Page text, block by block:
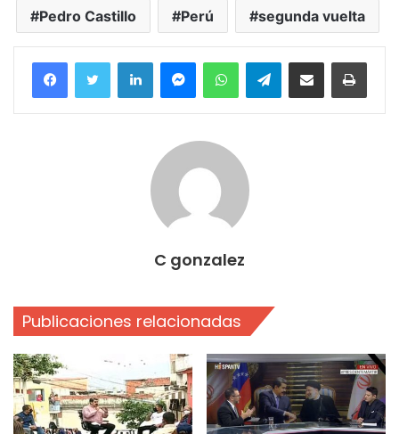
Pedro Castillo Perú segunda vuelta
FacebookTwitter LinkedInMessengerWhatsAppTelegramCompartir por correo electrónico
C gonzalez
Publicaciones relacionadas